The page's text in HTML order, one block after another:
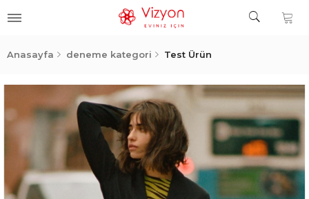
Anasayfa deneme kategori Test Ürün